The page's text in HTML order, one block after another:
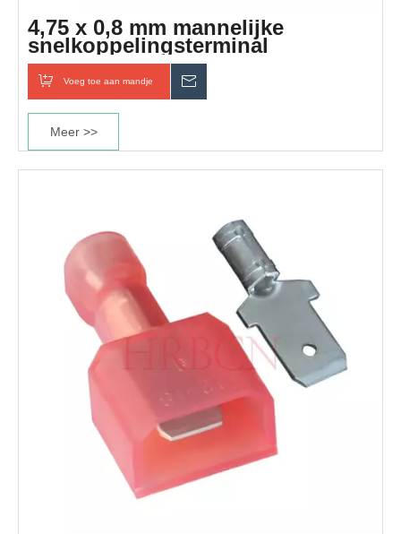
4,75 x 0,8 mm mannelijke
snelkoppelingsterminal
Voeg toe aan mandje
Meer >>